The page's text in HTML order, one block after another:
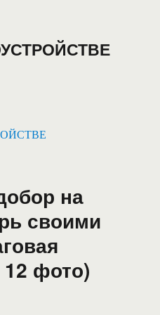
на
своими
12 фото)